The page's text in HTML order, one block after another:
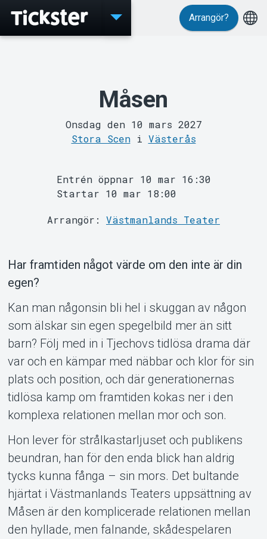
Support
Arrangör?
Måsen
Onsdag den 10 mars 2027
Stora Sceni Västerås
Entrén öppnar 10 mar 16:30
Startar 10 mar 18:00
Arrangör: Västmanlands Teater
Har framtiden något värde om den inte är din
egen?
Kan man någonsin bli hel i skuggan av någon
som älskar sin egen spegelbild mer än sitt
barn? Följ med in i Tjechovs tidlösa drama där
var och en kämpar med näbbar och klor för sin
plats och position, och där generationernas
tidlösa kamp om framtiden kokas ner i den
komplexa relationen mellan mor och son.
Hon lever för strålkastarljuset och publikens
beundran, han för den enda blick han aldrig
tycks kunna fånga – sin mors. Det bultande
hjärtat i Västmanlands Teaters uppsättning av
Måsen är den komplicerade relationen mellan
den hyllade, men falnande, skådespelaren